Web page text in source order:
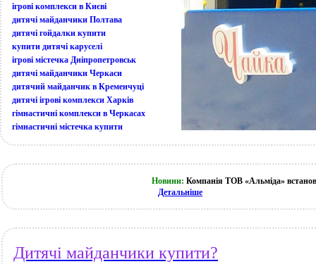
ігрові комплекси в Києві
дитячі майданчики Полтава
дитячі гойдалки купити
купити дитячі каруселі
ігрові містечка Дніпропетровськ
дитячі майданчики Черкаси
дитячий майданчик в Кременчуці
дитячі ігрові комплекси Харків
гімнастичні комплекси в Черкасах
гімнастичні містечка купити
Новини: Компанія ТОВ «Альміда»
Детальніше
Дитячі майданчики купити?